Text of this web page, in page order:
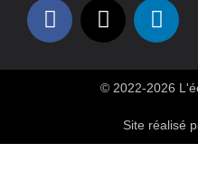
© 2022-2026
Site réalisé